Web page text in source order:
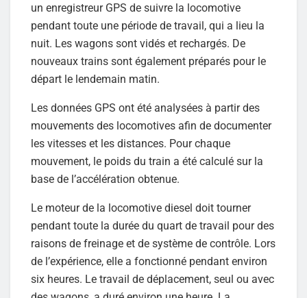
un enregistreur GPS de suivre la locomotive
pendant toute une période de travail, qui a lieu la
nuit. Les wagons sont vidés et rechargés. De
nouveaux trains sont également préparés pour le
départ le lendemain matin.
Les données GPS ont été analysées à partir des
mouvements des locomotives afin de documenter
les vitesses et les distances. Pour chaque
mouvement, le poids du train a été calculé sur la
base de l’accélération obtenue.
Le moteur de la locomotive diesel doit tourner
pendant toute la durée du quart de travail pour des
raisons de freinage et de système de contrôle. Lors
de l’expérience, elle a fonctionné pendant environ
six heures. Le travail de déplacement, seul ou avec